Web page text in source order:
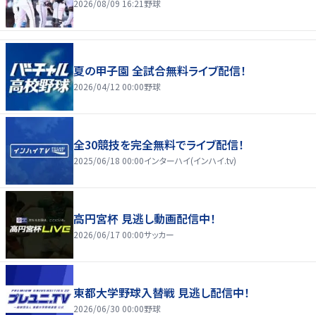
2026/08/09 16:21 野球
夏の甲子園 全試合無料ライブ配信！
2026/04/12 00:00野球
全30競技を完全無料でライブ配信！
2025/06/18 00:00インターハイ(インハイ.tv)
高円宮杯 見逃し動画配信中！
2026/06/17 00:00サッカー
東都大学野球入替戦 見逃し配信中！
2026/06/30 00:00野球